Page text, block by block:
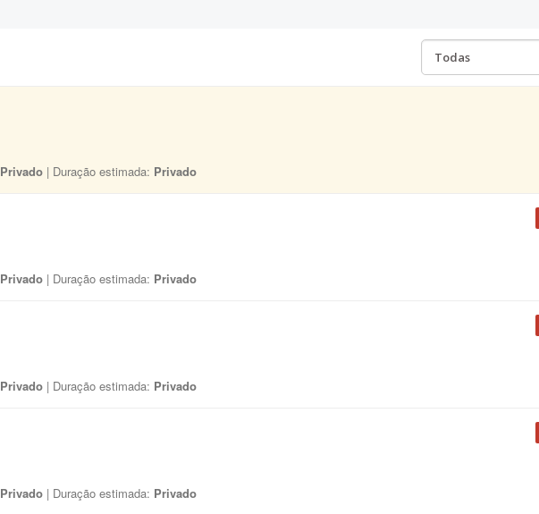
Privado | Duração estimada: Privado
Privado | Duração estimada: Privado
Privado | Duração estimada: Privado
Privado | Duração estimada: Privado